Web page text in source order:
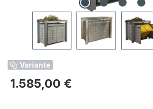
Variante
Regulärer Preis:
1.585,00 €